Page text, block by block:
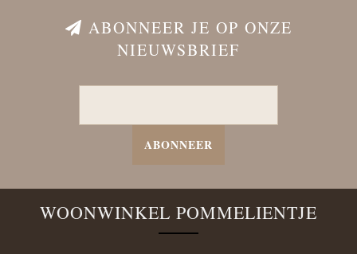
ABONNEER JE OP ONZE
NIEUWSBRIEF
ABONNEER
WOONWINKEL POMMELIENTJE